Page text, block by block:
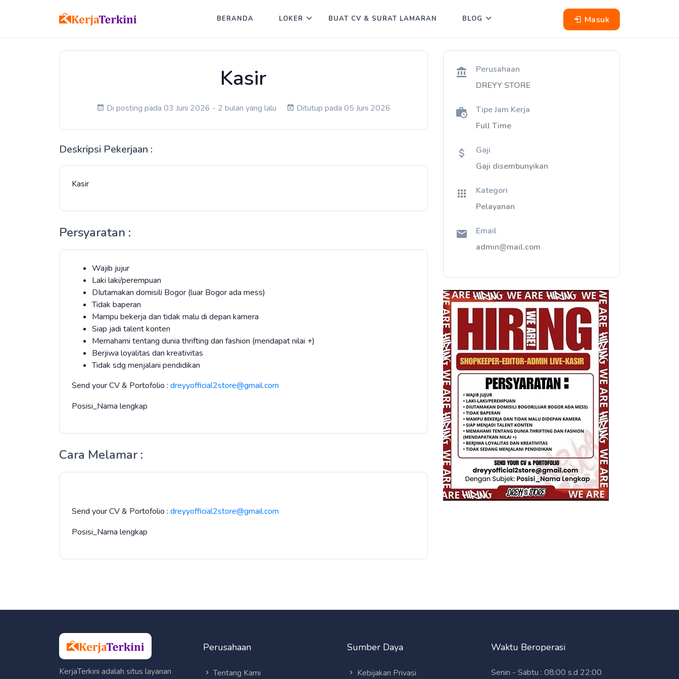
Masuk
BERANDA LOKER BUAT CV & SURAT LAMARAN BLOG
Kasir
Di posting pada 03 Juni 2026 - 2 bulan yang lalu Ditutup pada 05 Juni 2026
Deskripsi Pekerjaan :
Kasir
Persyaratan :
Wajib jujur
Laki laki/perempuan
DIutamakan domisili Bogor (luar Bogor ada mess)
Tidak baperan
Mampu bekerja dan tidak malu di depan kamera
Siap jadi talent konten
Memahami tentang dunia thrifting dan fashion (mendapat nilai +)
Berjiwa loyalitas dan kreativitas
Tidak sdg menjalani pendidikan
Send your CV & Portofolio : dreyyofficial2store@gmail.com
Posisi_Nama lengkap
Cara Melamar :
Send your CV & Portofolio : dreyyofficial2store@gmail.com
Posisi_Nama lengkap
Perusahaan
DREYY STORE
Tipe Jam Kerja
Full Time
Gaji
Gaji disembunyikan
Kategori
Pelayanan
Email
admin@mail.com
KerjaTerkini adalah situs layanan
Perusahaan
Tentang Kami
Sumber Daya
Kebijakan Privasi
Waktu Beroperasi
Senin - Sabtu : 08:00 s.d 22:00